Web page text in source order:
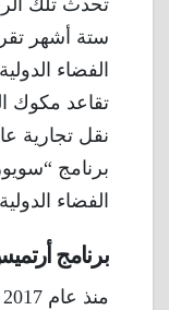
تحدث تلك
ستة أشهر
الفضاء
برنامج
الفضاء
برنامج أرتميس (2017 –